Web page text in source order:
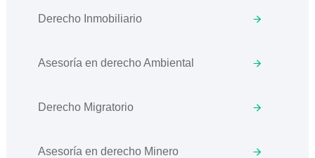
Derecho Inmobiliario
Asesoría en derecho Ambiental
Derecho Migratorio
Asesoría en derecho Minero